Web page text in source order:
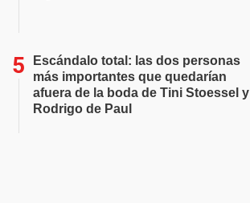
Escándalo total: las dos personas
más importantes que quedarían
afuera de la boda de Tini Stoessel y
Rodrigo de Paul